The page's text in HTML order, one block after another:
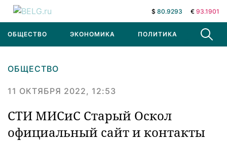
$ 80.9293 € 93.1901
ОБЩЕСТВО ЭКОНОМИКА ПОЛИТИКА В МИРЕ
ОБЩЕСТВО
11 ОКТЯБРЯ 2022, 12:53
СТИ МИСиС Старый Оскол
официальный сайт и контакты